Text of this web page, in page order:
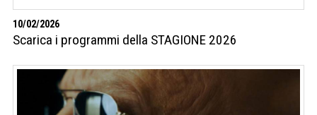
10/02/2026
Scarica i programmi della STAGIONE 2026